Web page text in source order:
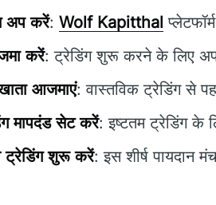
अप करें: Wolf Kapitthal
करें: ट्रेडिंग शुरू करने के लिए
आजमाएं: वास्तविक ट्रेडिंग से
मापदंड सेट करें: इष्टतम ट्रेडिंग के
ट्रेडिंग शुरू करें: इस शीर्ष पायदान